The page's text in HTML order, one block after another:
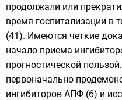
продолжали или
время госпитализации в
(41). Имеются четкие
начало приема
прогностической
первоначально
ингибиторов АПФ (6) и